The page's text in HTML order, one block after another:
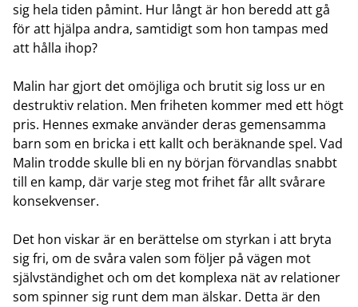
sig hela tiden påmint. Hur långt är hon beredd att gå
för att hjälpa andra, samtidigt som hon tampas med
att hålla ihop?
Malin har gjort det omöjliga och brutit sig loss ur en
destruktiv relation. Men friheten kommer med ett högt
pris. Hennes exmake använder deras gemensamma
barn som en bricka i ett kallt och beräknande spel. Vad
Malin trodde skulle bli en ny början förvandlas snabbt
till en kamp, där varje steg mot frihet får allt svårare
konsekvenser.
Det hon viskar är en berättelse om styrkan i att bryta
sig fri, om de svåra valen som följer på vägen mot
självständighet och om det komplexa nät av relationer
som spinner sig runt dem man älskar. Detta är den